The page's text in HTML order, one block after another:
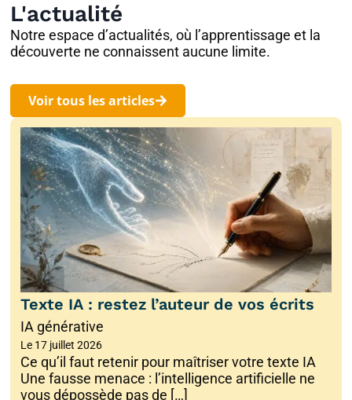
L'actualité
Notre espace d’actualités, où l’apprentissage et la
découverte ne connaissent aucune limite.
Voir tous les articles
Texte IA : restez l’auteur de vos écrits
IA générative
Le 17 juillet 2026
Ce qu’il faut retenir pour maîtriser votre texte IA
Une fausse menace : l’intelligence artificielle ne
vous dépossède pas de […]